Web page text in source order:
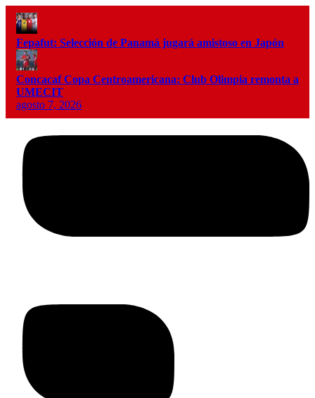
Fepafut: Selección de Panamá jugará amistoso en Japón
Concacaf Copa Centroamericana: Club Olimpia remonta a
UMECIT
agosto 7, 2026